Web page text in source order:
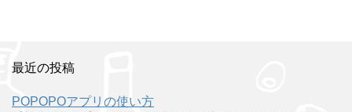
最近の投稿
POPOPOアプリの使い方